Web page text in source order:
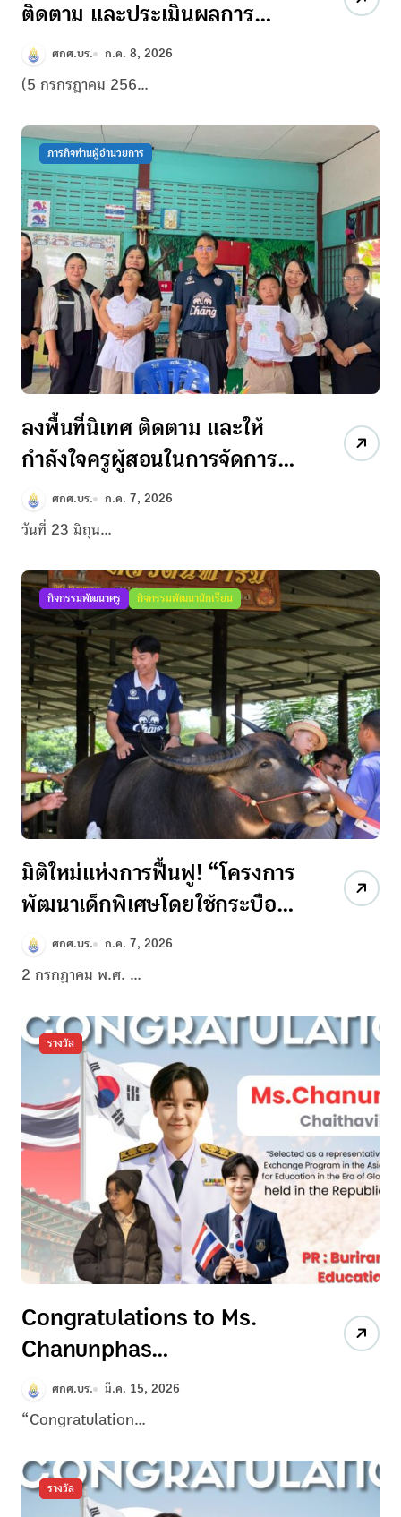
ติดตาม และประเมินผลการ
จัดการเรียนรู้เด็กป่วยในโรง
พยาบาล ตามพระราชดำริฯ
ศกศ.บร. ก.ค. 8, 2026
(5 กรกรฎาคม 256...
ภารกิจท่านผู้อำนวยการ
ลงพื้นที่นิเทศ ติดตาม และให้
กำลังใจครูผู้สอนในการจัดการ
เรียนการสอน
ศกศ.บร. ก.ค. 7, 2026
วันที่ 23 มิถุน...
กิจกรรมพัฒนาครู กิจกรรมพัฒนานักเรียน
มิติใหม่แห่งการฟื้นฟู! “โครงการ
พัฒนาเด็กพิเศษโดยใช้กระบือ
บำบัดศกศ.บร. ก.ค. 7, 2026
2 กรกฏาคม พ.ศ. ...
รางวัล
Congratulations to Ms.
Chanunphas
Chaithaviitanasak
ศกศ.บร. มี.ค. 15, 2026
“Congratulation...
รางวัล